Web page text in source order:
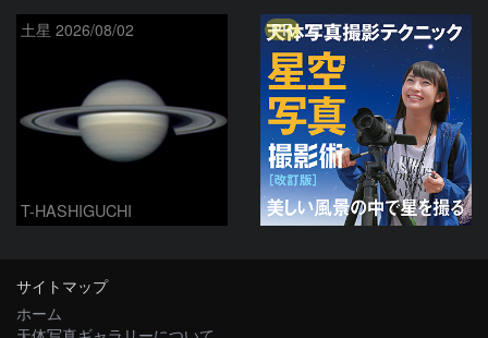
土星 2026/08/02
T-HASHIGUCHI
PR
サイトマップ
ホーム